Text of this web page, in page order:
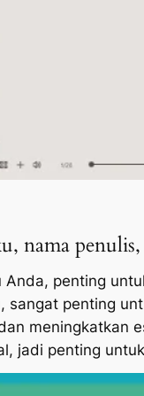
nama
Anda, penting
sangat penting
meningkatkan
jadi penting